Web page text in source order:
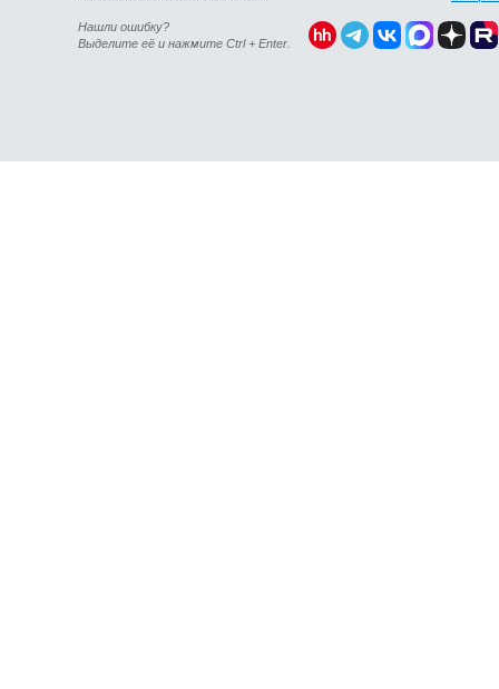
Нашли ошибку?
Выделите её и нажмите Ctrl + Enter.